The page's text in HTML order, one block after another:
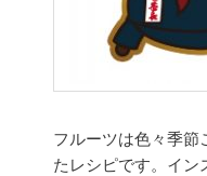
フルーツは色々季
たレシピです。イ